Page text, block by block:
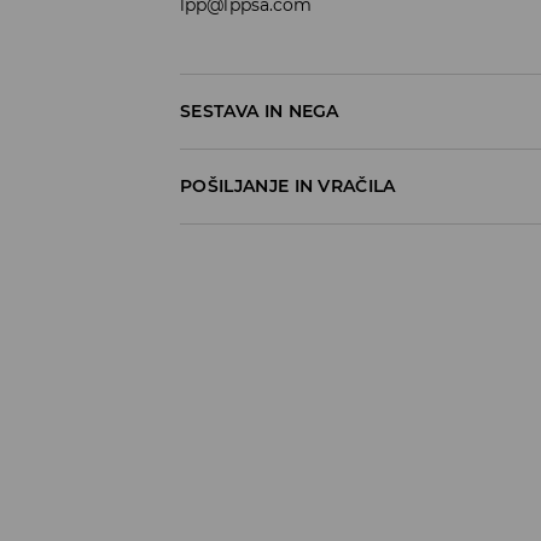
lpp@lppsa.com
SESTAVA IN NEGA
POŠILJANJE IN VRAČILA